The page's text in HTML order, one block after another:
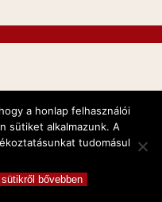
a honlap felhasználói
sütiket alkalmazunk. A
tudomásul
bővebben